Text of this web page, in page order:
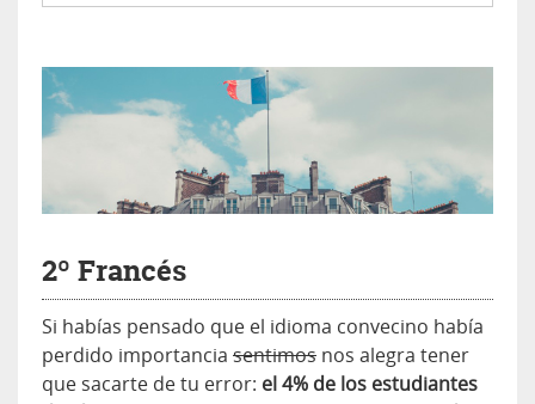
2º Francés
Si habías pensado que el idioma convecino había
perdido importancia sentimos nos alegra tener
que sacarte de tu error: el 4% de los estudiantes